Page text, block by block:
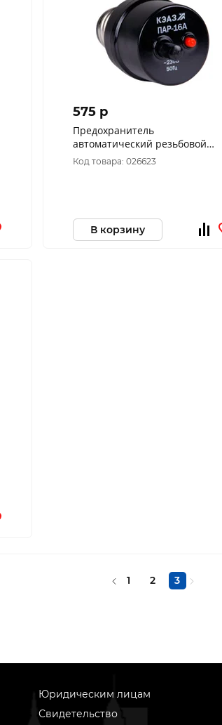
575 p
Предохранитель
автоматический резьбовой
ПАР-16А-УХЛ4-КЭАЗ 100043
Код товара: 026623
В корзину
1 2 3
Юридическим лицам
Свидетельство